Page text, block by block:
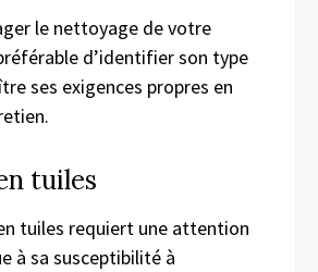
le nettoyage de votre
d’identifier son type
ses exigences propres en
tuiles
tuiles requiert une attention
à sa susceptibilité à